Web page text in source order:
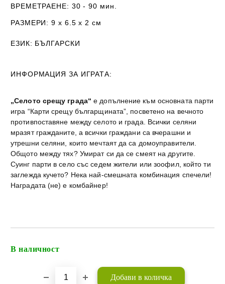
ВРЕМЕТРАЕНЕ: 30 - 90 мин.
РАЗМЕРИ: 9 х 6.5 х 2 см
ЕЗИК: БЪЛГАРСКИ
ИНФОРМАЦИЯ ЗА ИГРАТА:
„Селото срещу града“ е допълнение към основната парти
игра “Карти срещу българщината”, посветено на вечното
противпоставяне между селото и града. Всички селяни
мразят гражданите, а всички граждани са вчерашни и
утрешни селяни, които мечтаят да са домоуправители.
Общото между тях? Умират си да се смеят на другите.
Суинг парти в село със седем жители или зоофил, който ти
заглежда кучето? Нека най-смешната комбинация спечели!
Наградата (не) е комбайнер!
В наличност